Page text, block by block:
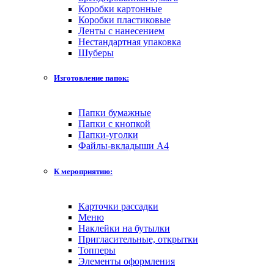
Коробки картонные
Коробки пластиковые
Ленты с нанесением
Нестандартная упаковка
Шуберы
Изготовление папок:
Папки бумажные
Папки с кнопкой
Папки-уголки
Файлы-вкладыши А4
К мероприятию:
Карточки рассадки
Меню
Наклейки на бутылки
Пригласительные, открытки
Топперы
Элементы оформления